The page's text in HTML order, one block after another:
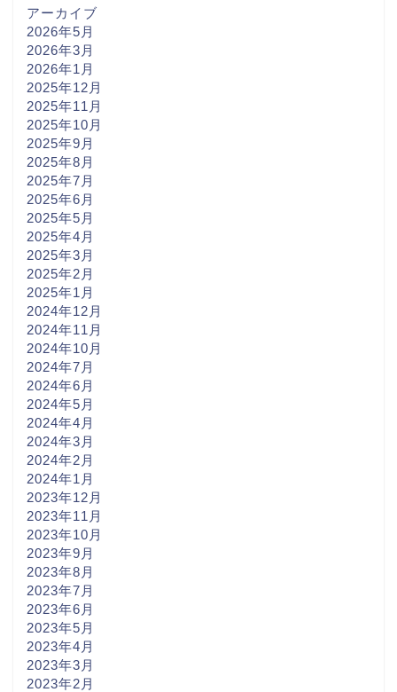
アーカイブ
2026年5月
2026年3月
2026年1月
2025年12月
2025年11月
2025年10月
2025年9月
2025年8月
2025年7月
2025年6月
2025年5月
2025年4月
2025年3月
2025年2月
2025年1月
2024年12月
2024年11月
2024年10月
2024年7月
2024年6月
2024年5月
2024年4月
2024年3月
2024年2月
2024年1月
2023年12月
2023年11月
2023年10月
2023年9月
2023年8月
2023年7月
2023年6月
2023年5月
2023年4月
2023年3月
2023年2月